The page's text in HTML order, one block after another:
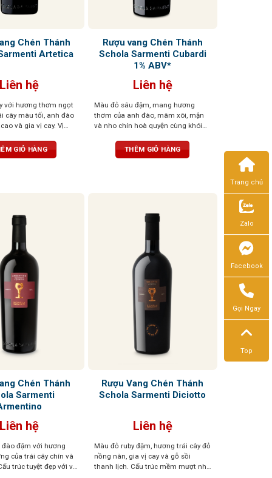
Chén Thánh
Artetica
Liên hệ
với hương thơm ngọt
cây màu tối, anh đào
và gia vị cay. Vị
mượt, cân bằng,
GIỎ HÀNG
Rượu vang Chén Thánh
Schola Sarmenti Cubardi
1% ABV*
Liên hệ
Màu đỏ sâu đậm, mang hương
thơm của anh đào, mâm xôi, mận
và nho chín hoà quyện cùng khói
THÊM GIỎ HÀNG
Chén Thánh
Sarmenti
Liên hệ
đào đậm với hương
của trái cây chín và
trúc tuyệt đẹp với vị
Rượu Vang Chén Thánh
Schola Sarmenti Diciotto
Liên hệ
Màu đỏ ruby đậm, hương trái cây đỏ
nồng nàn, gia vị cay và gỗ sồi
thanh lịch. Cấu trúc mềm mượt như
Trang chủ
Zalo
Facebook
Gọi Ngay
Top